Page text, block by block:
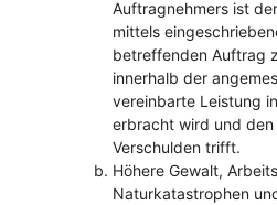
Auftragnehmers ist
mittels
betreffenden Auftrag
innerhalb der
vereinbarte Leistung
erbracht wird und
Verschulden trifft.
Höhere Gewalt,
Naturkatastrophen